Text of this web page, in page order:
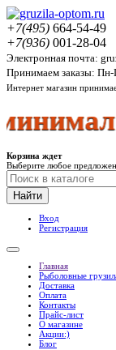
+7(495) 664-54-49
+7(936) 001-28-04
Электронная почта:
Принимаем заказы:
Интернет магазин
Корзина ждет
Выберите любое
Найти
Вход
Регистрация
Главная
Рыболовные
Доставка
Оплата
Контакты
Прайс-лист
О магазине
Акции:)
Блог